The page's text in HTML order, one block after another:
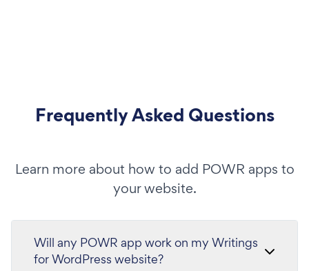
Frequently Asked Questions
Learn more about how to add POWR apps to
your website.
Will any POWR app work on my Writings
for WordPress website?